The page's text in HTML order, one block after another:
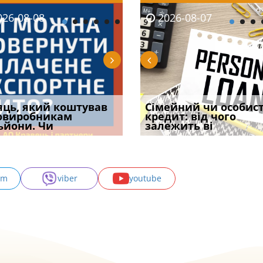
06
встановив для
шкоди
2026-08-06
Документи, на яких не
проставляється
апостиль: пер
08-08
який коштував
Чи
2026-08-07
Огляд практики ВС від
Ростислава Кравця, що
опублі
2026-08-05
потрібна ФОП
у 2026 році:
засто
2026-08-07
Сімейний чи
кредит: від чого
залежить ві
2026-07-30
Восьмий ААС
підтвердив, що
може скас
viber youtube